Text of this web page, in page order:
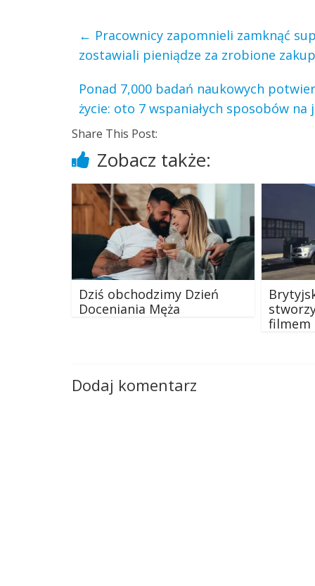
← Pracownicy zapomnieli zamknąć
zostawiali pieniądze za zrobione
Ponad 7,000 badań naukowych
życie: oto 7 wspaniałych sposobów na
Share This Post:
Zobacz także:
Dziś obchodzimy Dzień
Doceniania Męża
filmem
Dodaj komentarz